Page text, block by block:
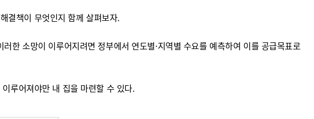
결책이 무엇인지 함께 살펴보자.
러한 소망이 이루어지려면 정부에서 연도별·지역별 수요를 예측하여 이를 공급목표로
루어져야만 내 집을 마련할 수 있다.